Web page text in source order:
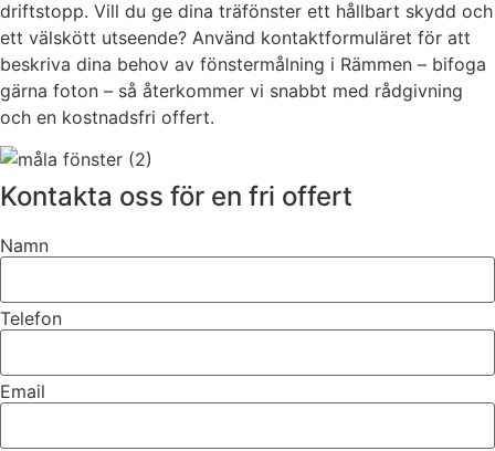
driftstopp. Vill du ge dina träfönster ett hållbart skydd och
ett välskött utseende? Använd kontaktformuläret för att
beskriva dina behov av fönstermålning i Rämmen – bifoga
gärna foton – så återkommer vi snabbt med rådgivning
och en kostnadsfri offert.
Kontakta oss för en fri offert
Namn
Telefon
Email